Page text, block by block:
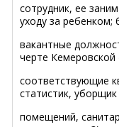
сотрудник, ее
уходу за ребенком;
вакантные
черте Кемеровской
соответствующие
статистик,
помещений,